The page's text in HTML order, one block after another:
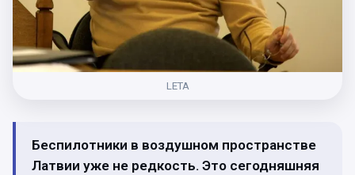
LETA
Беспилотники в воздушном пространстве
Латвии уже не редкость. Это сегодняшняя